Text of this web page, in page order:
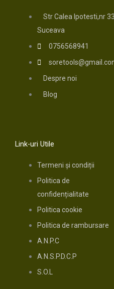
Str Calea Ipotesti,nr
Suceava
0756568941
Despre noi
Blog
Link-uri Utile
Termeni și condiții
Politica de
confidențialitate
Politica cookie
Politica de rambursare
A.N.P.C
A.N.S.P.D.C.P
S.O.L